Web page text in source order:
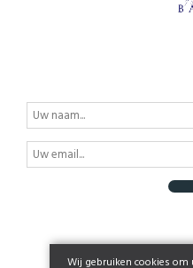
Wij gebruiken cookies om